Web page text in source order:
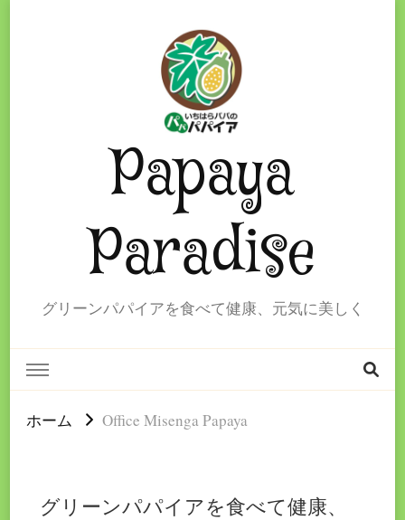
Papaya
Paradise
グリーンパパイアを食べて健康、元気に美しく
ホーム Office Misenga Papaya
グリーンパパイアを食べて健康、